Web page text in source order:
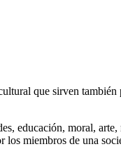
que sirven también
educación, moral,
miembros de una